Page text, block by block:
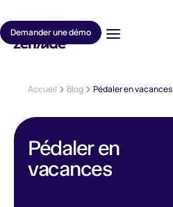
Demander une démo
Accueil Blog Pédaler en vacances
Pédaler en
vacances